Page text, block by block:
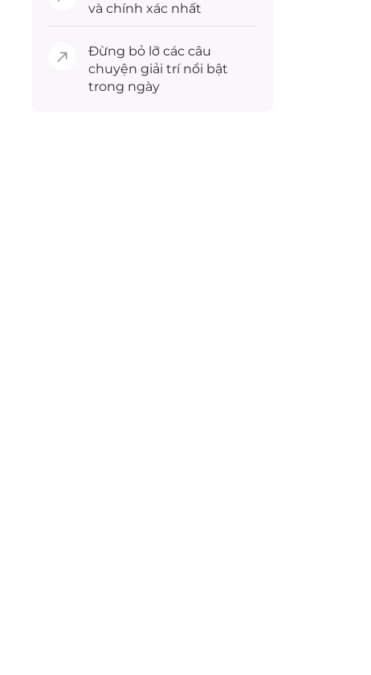
và chính xác nhất
Đừng bỏ lỡ các câu
chuyện giải trínổi bật
trong ngày